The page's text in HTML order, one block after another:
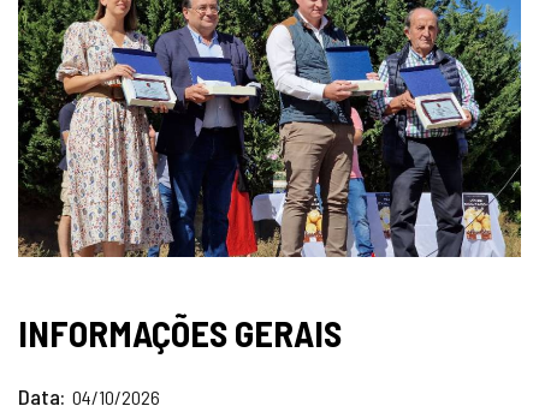
INFORMAÇÕES GERAIS
Data 04/10/2026